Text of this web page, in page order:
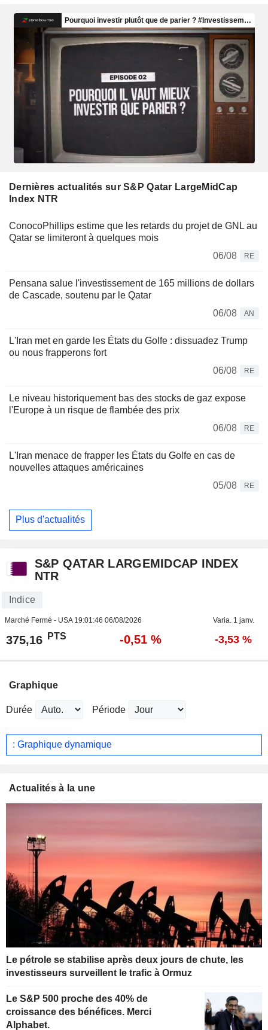
Dernières actualités sur S&P Qatar LargeMidCap
Index NTR
ConocoPhillips estime que les retards du projet de GNL au
Qatar se limiteront à quelques mois
06/08
RE
Pensana salue l'investissement de 165 millions de dollars
de Cascade, soutenu par le Qatar
06/08
AN
L'Iran met en garde les États du Golfe : dissuadez Trump
ou nous frapperons fort
06/08
RE
Le niveau historiquement bas des stocks de gaz expose
l'Europe à un risque de flambée des prix
06/08
RE
L'Iran menace de frapper les États du Golfe en cas de
nouvelles attaques américaines
05/08
RE
Plus d'actualités
S&P QATAR LARGEMIDCAP INDEX
NTR
Indice
Marché Fermé - USA 19:01:46 06/08/2026 Varia. 1 janv.
375,16 PTS -0,51 % -3,53 %
Graphique
Durée Période
: Graphique dynamique
Actualités à la une
Le pétrole se stabilise après deux jours de chute, les
investisseurs surveillent le trafic à Ormuz
Le S&P 500 proche des 40% de
croissance des bénéfices. Merci
Alphabet.